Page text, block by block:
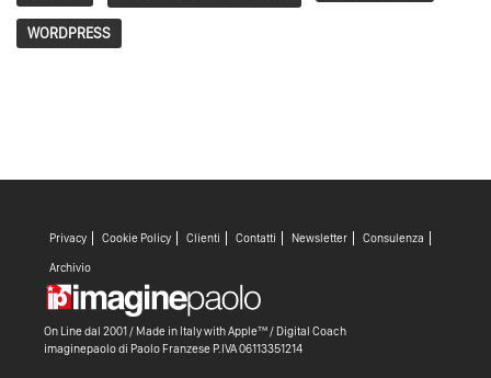
WORDPRESS
Privacy Cookie Policy Clienti Contatti Newsletter Consulenza
Archivio
On Line dal 2001 / Made in Italy withApple™ / Digital Coach
imaginepaolo di Paolo Franzese P.IVA 06113351214